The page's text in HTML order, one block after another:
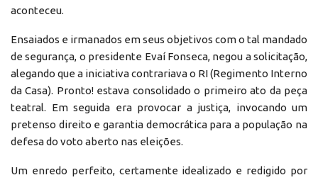
aconteceu.
Ensaiados e irmanados em seus objetivos com o tal mandado
de segurança, o presidente Evaí Fonseca, negou a solicitação,
alegando que a iniciativa contrariava o RI (Regimento Interno
da Casa). Pronto! estava consolidado o primeiro ato da peça
teatral. Em seguida era provocar a justiça, invocando um
pretenso direito e garantia democrática para a população na
defesa do voto aberto nas eleições.
Um enredo perfeito, certamente idealizado e redigido por